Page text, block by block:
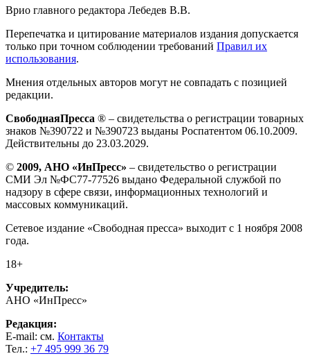
Врио главного редактора Лебедев В.В.
Перепечатка и цитирование материалов издания допускается
только при точном соблюдении требований Правил их
использования.
Мнения отдельных авторов могут не совпадать с позицией
редакции.
СвободнаяПресса ® – свидетельства о регистрации товарных
знаков №390722 и №390723 выданы Роспатентом 06.10.2009.
Действительны до 23.03.2029.
© 2009, АНО «ИнПресс» – свидетельство о регистрации
СМИ Эл №ФС77-77526 выдано Федеральной службой по
надзору в сфере связи, информационных технологий и
массовых коммуникаций.
Сетевое издание «Свободная пресса» выходит с 1 ноября 2008
года.
18+
Учредитель:
АНО «ИнПресс»
Редакция:
E-mail: см. Контакты
Тел.: +7 495 999 36 79